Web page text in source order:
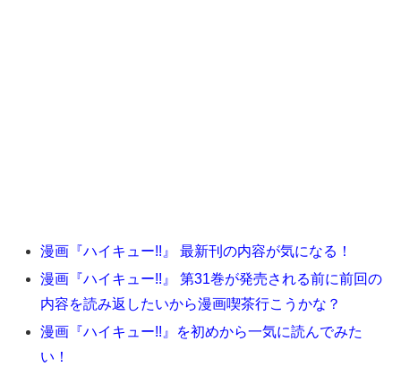
漫画『ハイキュー!!』 最新刊の内容が気になる！
漫画『ハイキュー!!』 第31巻が発売される前に前回の
内容を読み返したいから漫画喫茶行こうかな？
漫画『ハイキュー!!』を初めから一気に読んでみた
い！